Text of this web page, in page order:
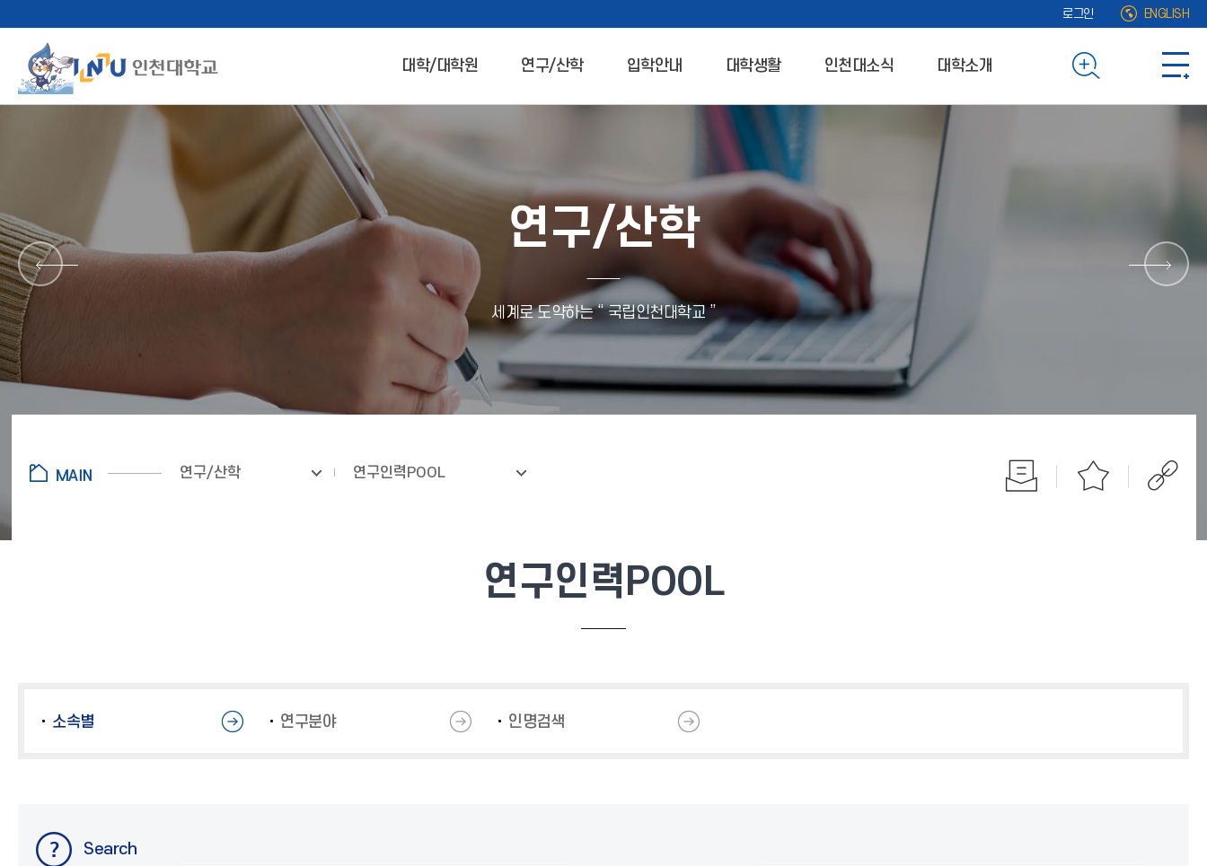
로그인 ENGLISH
대학/대학원 연구/산학 입학안내 대학생활 인천대소식 대학소개
연구/산학
세계로 도약하는 “ 국립인천대학교 ”
연구/산학 연구인력POOL
연구인력POOL
소속별 연구분야 인명검색
Search